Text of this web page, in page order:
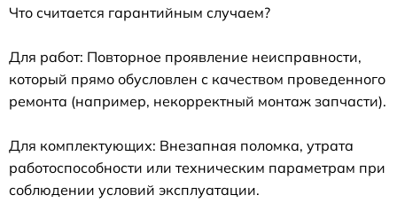
Что считается гарантийным случаем?
Для работ: Повторное проявление неисправности,
который прямо обусловлен с качеством проведенного
ремонта (например, некорректный монтаж запчасти).
Для комплектующих: Внезапная поломка, утрата
работоспособности или техническим параметрам при
соблюдении условий эксплуатации.